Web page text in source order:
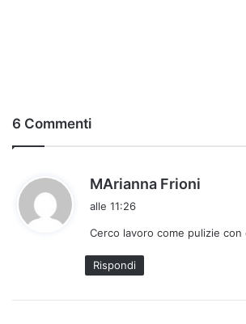
6 Commenti
MArianna Frioni
e
alle 11:26
Cerco lavoro come pulizie con
Rispondi